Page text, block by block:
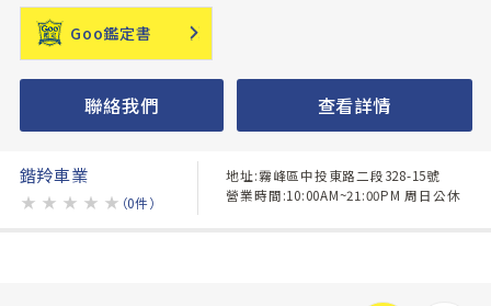
Goo鑑定書
聯絡我們 查看詳情
鍇羚車業
★ ★ ★ ★ ★ （0件）
地址:霧峰區中投東路二段328-15號
營業時間:10:00AM~21:00PM 周日公休